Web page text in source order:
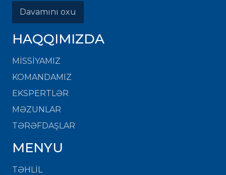
Davamını oxu
HAQQIMIZDA
MISSIYAMIZ
KOMANDAMIZ
EKSPERTLƏR
MƏZUNLAR
TƏRƏFDAŞLAR
MENYU
TƏHLİL